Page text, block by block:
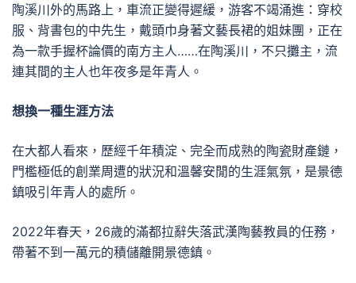
陶溪川外的馬路上，車流正變得遲緩，游客不竭涌進：穿校
服、背書包的中先生，戴頭巾身著文藝長裙的姐妹團，正在
為一款手握杯論價的南方主人……在陶溪川，不只攤主，流
連其間的主人也年夜多是年青人。
想換一種生涯方法
在大都人看來，歷經千年積淀、完全而成熟的陶瓷財產鏈，
門檻極低的創業周遭的狀況和溫馨安閒的生涯氣氛，是景德
鎮吸引年青人的處所。
2022年春天，26歲的滿都拉辭失落武漢陶藝教員的任務，
帶著不到一萬元的積儲離開景德鎮。